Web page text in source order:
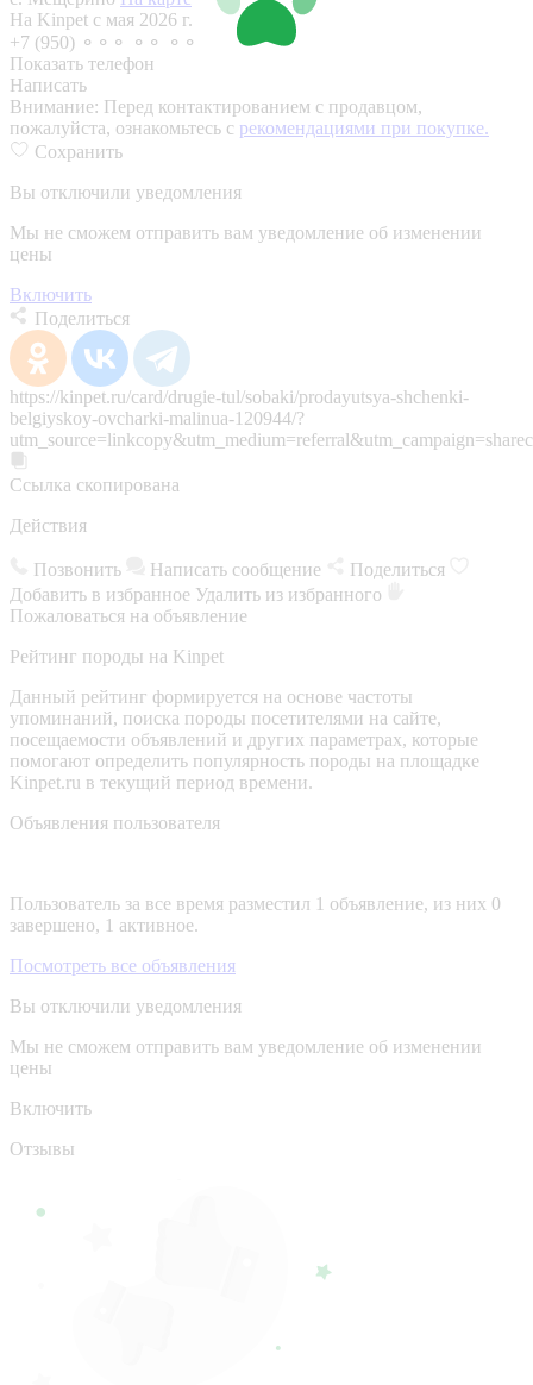
На Kinpet c мая 2026 г.
+7 (950) ⚬⚬⚬ ⚬⚬ ⚬⚬
Показать телефон
Написать
Внимание: Перед контактированием с продавцом,
пожалуйста, ознакомьтесь с рекомендациями при покупке.
Сохранить
Вы отключили уведомления
Мы не сможем отправить вам уведомление об изменении
цены
Включить
Поделиться
https://kinpet.ru/card/drugie-tul/sobaki/prodayutsya-shchenki-
belgiyskoy-ovcharki-malinua-120944/?
Ссылка скопирована
Действия
Позвонить Написать сообщение
Поделиться
Добавить в избранное Удалить из избранного
Пожаловаться на объявление
Рейтинг породы на Kinpet
Данный рейтинг формируется на основе частоты
упоминаний, поиска породы посетителями на сайте,
посещаемости объявлений и других параметрах, которые
помогают определить популярность породы на площадке
Kinpet.ru в текущий период времени.
Объявления пользователя
Пользователь за все время разместил 1 объявление, из них 0
завершено, 1 активное.
Посмотреть все объявления
Вы отключили уведомления
Мы не сможем отправить вам уведомление об изменении
цены
Включить
Отзывы